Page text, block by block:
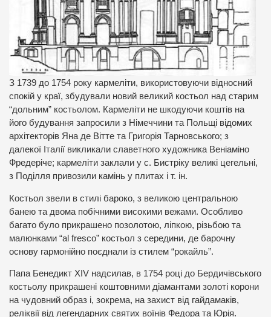
З 1739 до 1754 року кармеліти, використовуючи відносний
спокій у краї, збудували новий великий костьол над старим
“дольним” костьолом. Кармеліти не шкодуючи коштів на
його будування запросили з Німеччини та Польщі відомих
архітекторів Яна де Вітте та Григорія Тарновського; з
далекої Італії викликали славетного художника Веніаміно
Фредеріче; кармеліти заклали у с. Бистріку великі цегельні,
з Поділля привозили камінь у плитах і т. ін.
Костьол звели в стилі бароко, з великою центральною
банею та двома побічними високими вежами. Особливо
багато було прикрашено позолотою, ліпкою, різьбою та
малюнками “al fresco” костьол з середини, де барочну
основу гармонійно поєднали із стилем “рокайль”.
Папа Бенедикт XIV надсилав, в 1754 році до Бердичівського
костьолу прикрашені коштовними діамантами золоті корони
на чудовний образ і, зокрема, на захист від гайдамаків,
реліквії від легендарних святих воїнів Федора та Юрія.